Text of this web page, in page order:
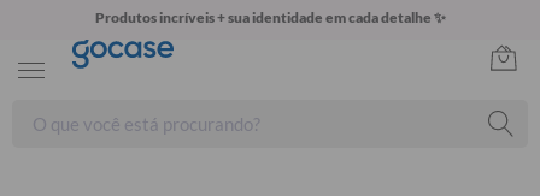
Produtos incríveis + sua identidade em cada detalhe ✨